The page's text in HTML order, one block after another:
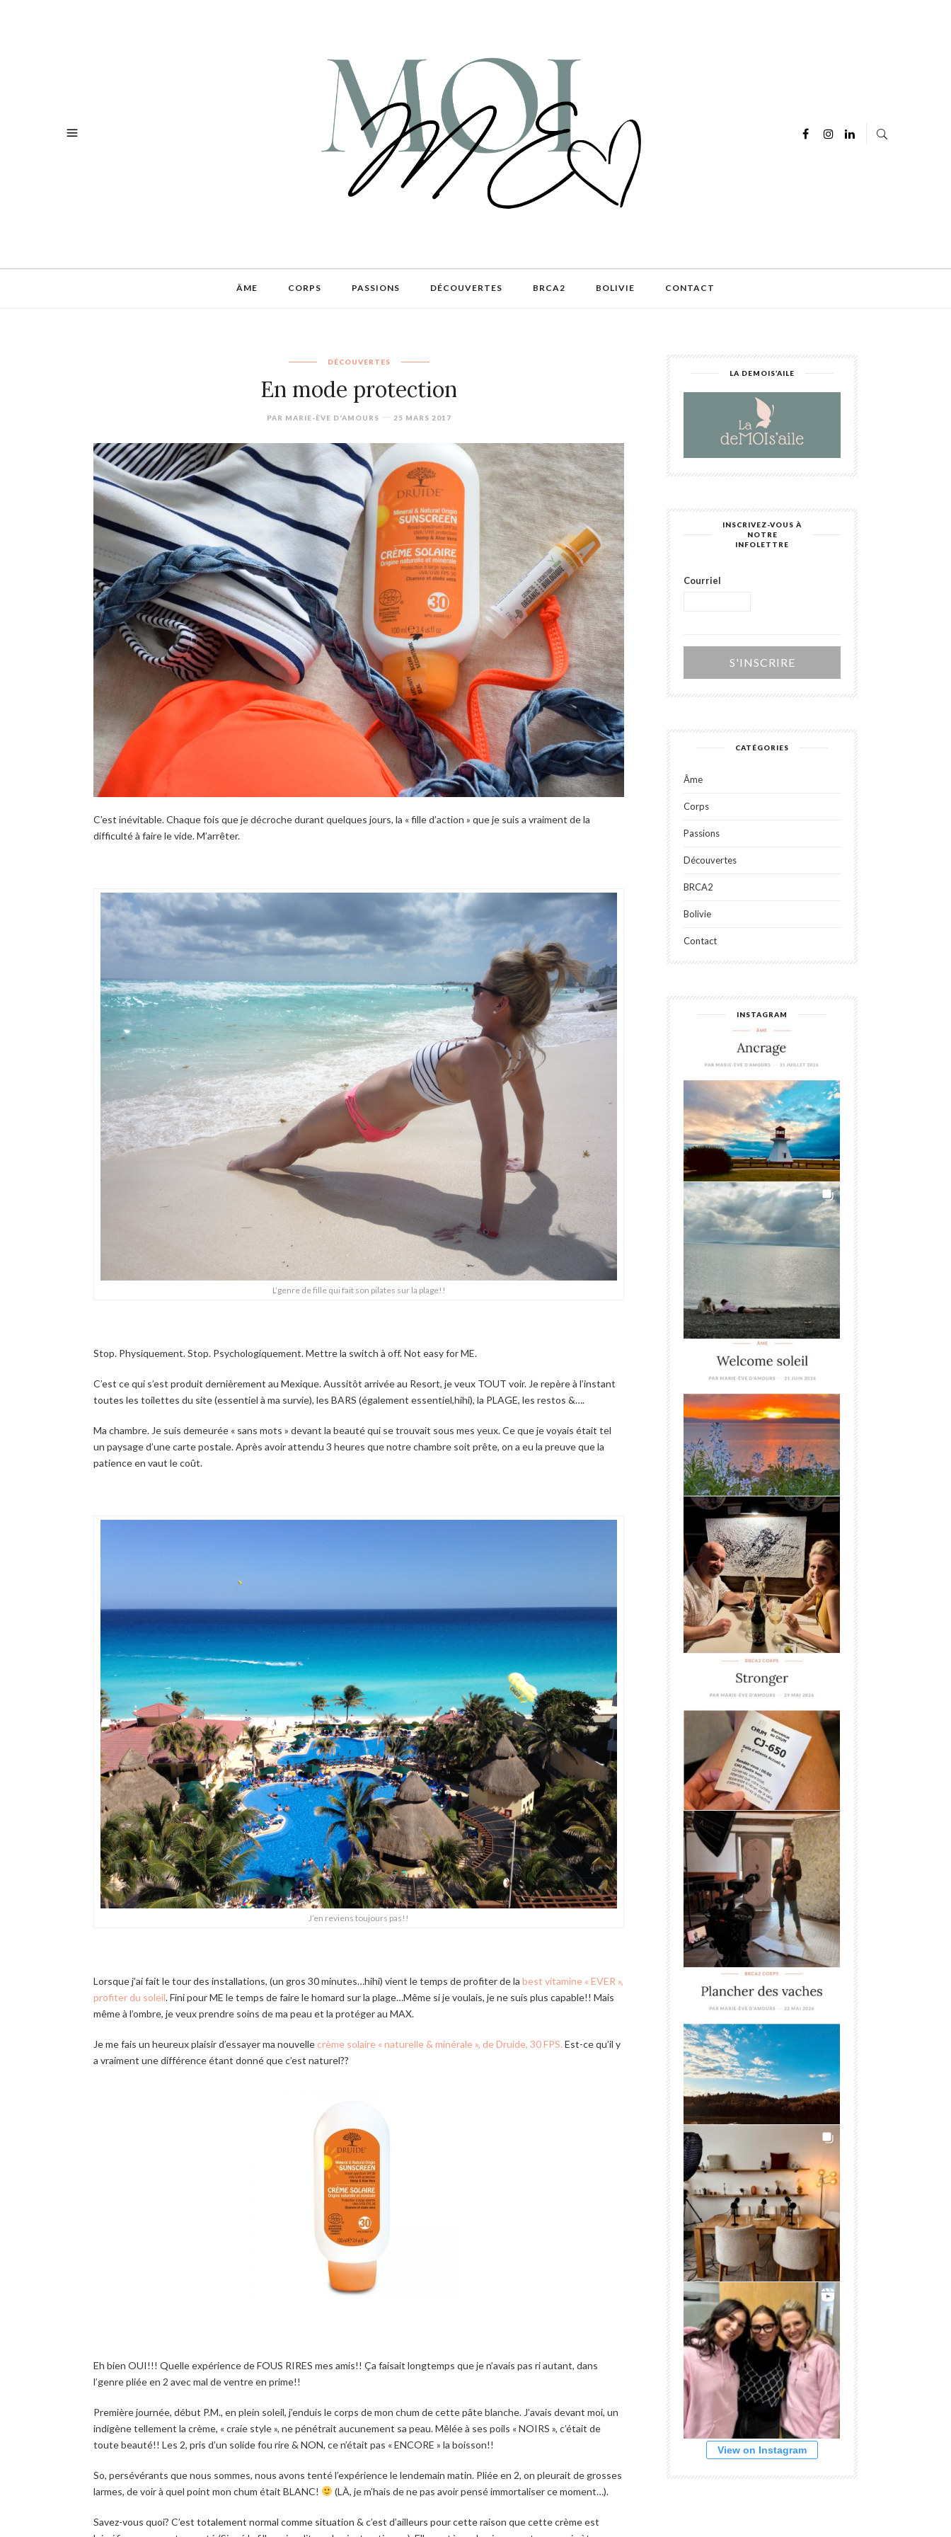
ÂME CORPS PASSIONS DÉCOUVERTES BRCA2 BOLIVIE CONTACT
DÉCOUVERTES
En mode protection
PAR MARIE-ÈVE D'AMOURS 25 MARS 2017
C’est inévitable. Chaque fois que je décroche durant quelques jours, la « fille d’action » que je suis a vraiment de la
difficulté à faire le vide. M’arrêter.
L’genre de fille qui fait son pilates sur la plage!!
Stop. Physiquement. Stop. Psychologiquement. Mettre la switch à off. Not easy for ME.
C’est ce qui s’est produit dernièrement au Mexique. Aussitôt arrivée au Resort, je veux TOUT voir. Je repère à l’instant
toutes les toilettes du site (essentiel à ma survie), les BARS (également essentiel,hihi), la PLAGE, les restos &….
Ma chambre. Je suis demeurée « sans mots » devant la beauté qui se trouvait sous mes yeux. Ce que je voyais était tel
un paysage d’une carte postale. Après avoir attendu 3 heures que notre chambre soit prête, on a eu la preuve que la
patience en vaut le coût.
J’en reviens toujours pas!!
Lorsque j’ai fait le tour des installations, (un gros 30 minutes…hihi) vient le temps de profiter de la best vitamine « EVER »,
profiter du soleil. Fini pour ME le temps de faire le homard sur la plage…Même si je voulais, je ne suis plus capable!! Mais
même à l’ombre, je veux prendre soins de ma peau et la protéger au MAX.
Je me fais un heureux plaisir d’essayer ma nouvellecrème solaire « naturelle & minérale », de Druide, 30 FPS. Est-ce qu’il y
a vraiment une différence étant donné que c’est naturel??
Eh bien OUI!!! Quelle expérience de FOUS RIRES mes amis!! Ça faisait longtemps que je n’avais pas ri autant, dans
l’genre pliée en 2 avec mal de ventre en prime!!
Première journée, début P.M., en plein soleil, j’enduis le corps de mon chum de cette pâte blanche. J’avais devant moi, un
indigène tellement la crème, « craie style », ne pénétrait aucunement sa peau. Mêlée à ses poils « NOIRS », c’était de
toute beauté!! Les 2, pris d’un solide fou rire & NON, ce n’était pas « ENCORE » la boisson!!
So, persévérants que nous sommes, nous avons tenté l’expérience le lendemain matin. Pliée en 2, on pleurait de grosses
larmes, de voir à quel point mon chum était BLANC!
(LÀ, je m’hais de ne pas avoir pensé immortaliser ce moment…).
Savez-vous quoi? C’est totalement normal comme situation & c’est d’ailleurs pour cette raison que cette crème est
LA DEMOIS’AILE
INSCRIVEZ-VOUS À
NOTRE
INFOLETTRE
Courriel
Alternative:
CATÉGORIES
Âme
Corps
Passions
Découvertes
BRCA2
Bolivie
Contact
INSTAGRAM
View on Instagram